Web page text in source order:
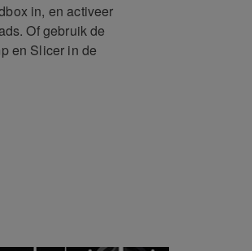
in, en activeer
Of gebruik de
en Slicer in de